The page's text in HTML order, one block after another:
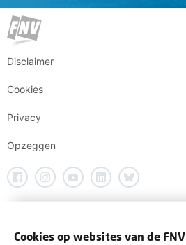
Disclaimer
Cookies
Privacy
Opzeggen
Cookies op websites van de FNV